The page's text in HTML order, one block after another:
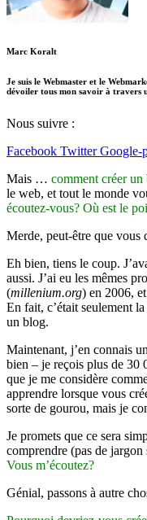
Marc Koralt
Je suis le Webmaster et le
dévoiler tous mon savoir à travers
Nous suivre :
Facebook Twitter Google-
Mais … comment créer un
le web, et tout le monde
écoutez-vous? Où est le
Merde, peut-être que vous
Eh bien, tiens le coup.
aussi. J’ai eu les mêmes
(millenium.org) en 2006,
En fait, c’était seulement
un blog.
Maintenant, j’en connais
bien – je reçois plus de 30
que je me considère
apprendre lorsque vous
sorte de gourou, mais je
Je promets que ce sera
comprendre (pas de jargon
Vous m’écoutez?
Génial, passons à autre